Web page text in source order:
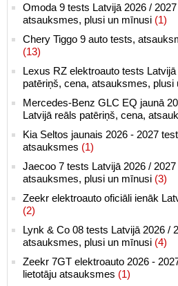
Omoda 9 tests Latvijā 2026 /
atsauksmes, plusi un mīnusi (1)
Chery Tiggo 9 auto tests,
(13)
Lexus RZ elektroauto tests
patēriņš, cena, atsauksmes, plusi
Mercedes-Benz GLC EQ jaunā
Latvijā reāls patēriņš, cena,
Kia Seltos jaunais 2026 - 2027
atsauksmes (1)
Jaecoo 7 tests Latvijā 2026 /
atsauksmes, plusi un mīnusi (3)
Zeekr elektroauto oficiāli ienāk
(2)
Lynk & Co 08 tests Latvijā 2026 /
atsauksmes, plusi un mīnusi (4)
Zeekr 7GT elektroauto 2026 -
lietotāju atsauksmes (1)